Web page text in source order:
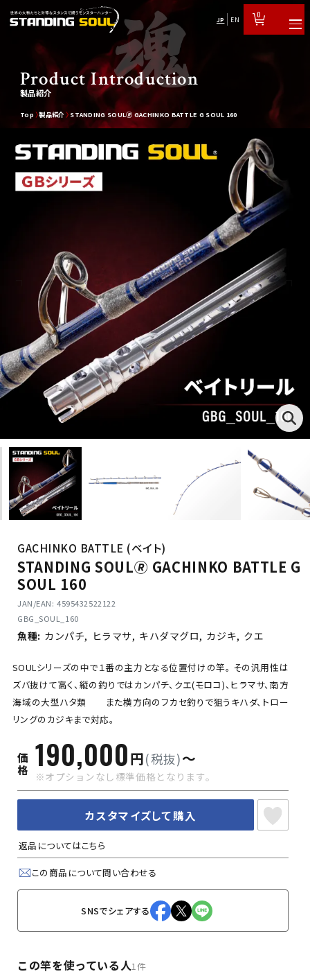
JP EN 0
Product Introduction
製品紹介
Top 製品紹介 STANDING SOUL🄬 GACHINKO BATTLE G SOUL 160
GACHINKO BATTLE (ベイト)
STANDING SOUL🄬 GACHINKO BATTLE G
SOUL 160
JAN/EAN: 4595432522122
GBG_SOUL_160
魚種: カンパチ, ヒラマサ, キハダマグロ, カジキ, クエ
SOULシリーズの中で１番の主力となる位置付けの竿。 その汎用性は
ズバ抜けて高く、縦の釣りではカンパチ、クエ(モロコ)、ヒラマサ、南方
海域の大型ハタ類 また横方向のフカセ釣りで狙うキハダ、トロー
リングのカジキまで対応。
価
格 190,000円(税抜)〜
※オプションなし標準価格となります。
カスタマイズして購入
返品についてはこちら
この商品について問い合わせる
SNSでシェアする
この竿を使っている人1件